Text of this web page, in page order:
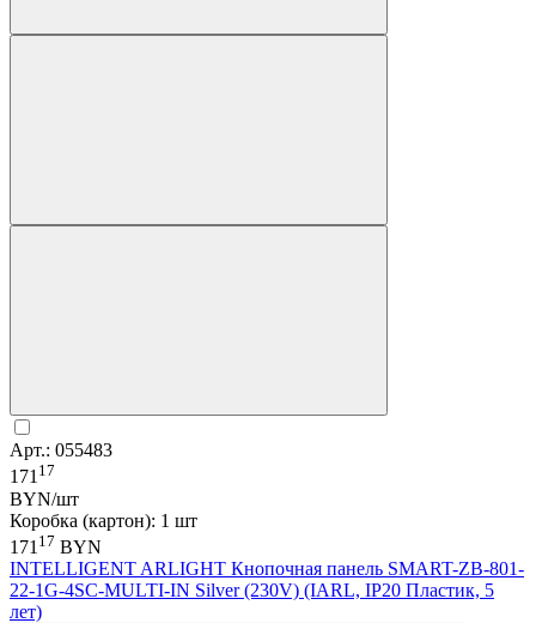
Арт.: 055483
17117
BYN/шт
Коробка (картон): 1 шт
171 17 BYN
INTELLIGENT ARLIGHT Кнопочная панель SMART-ZB-801-
22-1G-4SC-MULTI-IN Silver (230V) (IARL, IP20 Пластик, 5
лет)